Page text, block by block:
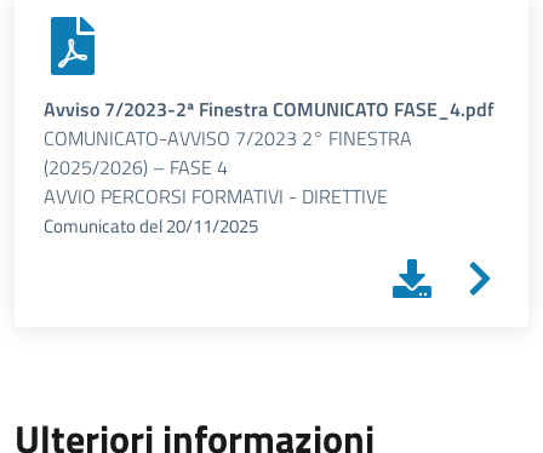
Avviso 7/2023-2ª Finestra COMUNICATO FASE_4.pdf
COMUNICATO-AVVISO 7/2023 2° FINESTRA
(2025/2026) – FASE 4
AVVIO PERCORSI FORMATIVI - DIRETTIVE
Comunicatodel20/11/2025
Ulteriori informazioni